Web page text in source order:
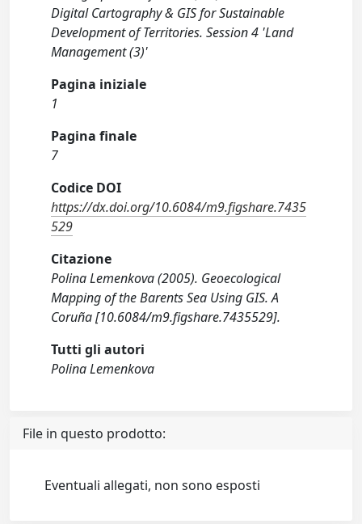
Digital Cartography & GIS for Sustainable
Development of Territories. Session 4 'Land
Management (3)'
Pagina iniziale
1
Pagina finale
7
Codice DOI
https://dx.doi.org/10.6084/m9.figshare.7435
529
Citazione
Polina Lemenkova (2005). Geoecological
Mapping of the Barents Sea Using GIS. A
Coruña [10.6084/m9.figshare.7435529].
Tutti gli autori
Polina Lemenkova
File in questo prodotto:
Eventuali allegati, non sono esposti